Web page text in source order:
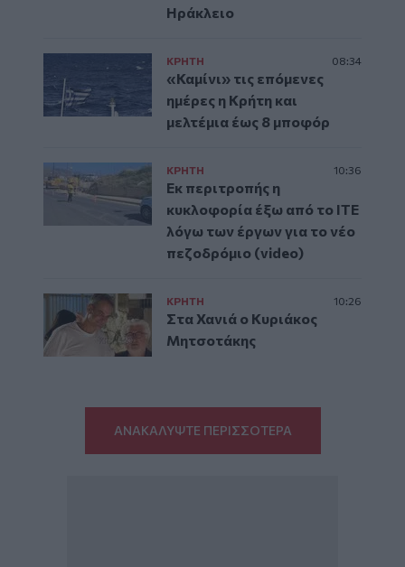
Ηράκλειο
ΚΡΗΤΗ 08:34
«Καμίνι» τις επόμενες
ημέρες η Κρήτη και
μελτέμια έως 8 μποφόρ
ΚΡΗΤΗ 10:36
Εκ περιτροπής η
κυκλοφορία έξω από το ΙΤΕ
λόγω των έργων για το νέο
πεζοδρόμιο (video)
ΚΡΗΤΗ 10:26
Στα Χανιά ο Κυριάκος
Μητσοτάκης
ΑΝΑΚΑΛΥΨΤΕ ΠΕΡΙΣΣΟΤΕΡΑ